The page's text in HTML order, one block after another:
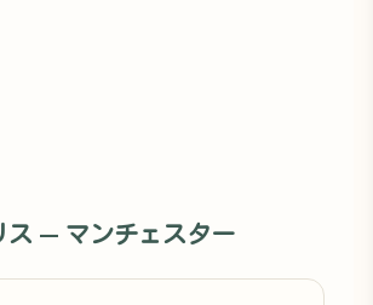
ス — マンチェスター